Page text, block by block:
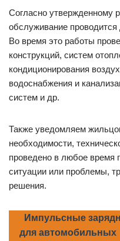
Согласно утвержденному
обслуживание
Во время это работы
конструкций, систем
кондиционирования
водоснабжения и
систем и др.
Также уведомляем
необходимости,
проведено в любое время
ситуации или проблемы,
решения.
Импульсные
для автомобильных